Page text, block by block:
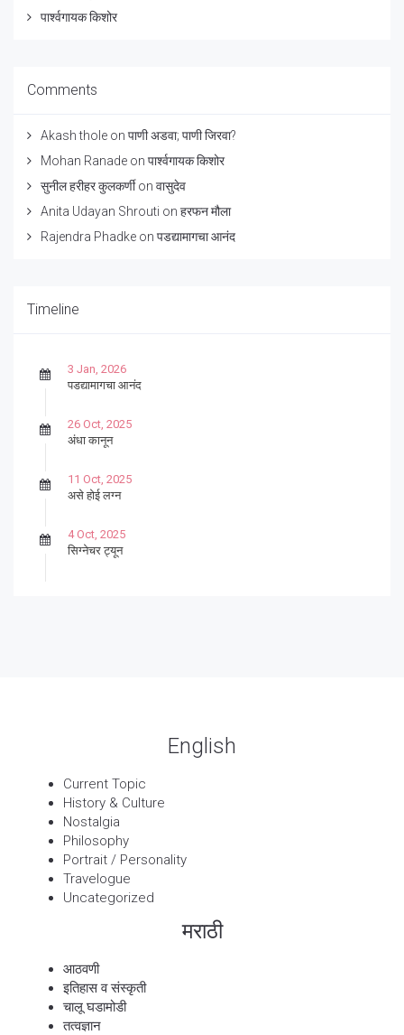
पार्श्वगायक किशोर
Comments
Akash thole on पाणी अडवा; पाणी जिरवा?
Mohan Ranade on पार्श्वगायक किशोर
सुनील हरीहर कुलकर्णीon वासुदेव
Anita Udayan Shrouti on हरफन मौला
Rajendra Phadke on पडद्यामागचा आनंद
Timeline
3 Jan, 2026
पडद्यामागचा आनंद
26 Oct, 2025
अंधा कानून
11 Oct, 2025
असे होई लग्न
4 Oct, 2025
सिग्नेचर ट्यून
English
Current Topic
History & Culture
Nostalgia
Philosophy
Portrait / Personality
Travelogue
Uncategorized
मराठी
आठवणी
इतिहास व संस्कृती
चालू घडामोडी
तत्वज्ञान